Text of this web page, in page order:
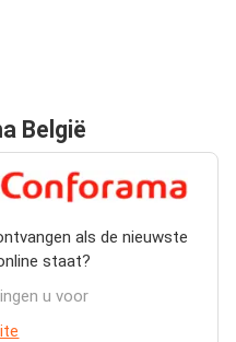
België
als de nieuwste
staat?
u voor